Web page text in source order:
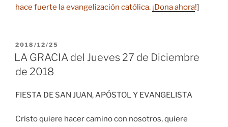
hace fuerte la evangelización católica. ¡Dona ahora!]
PUBLICADO
EL
2018/12/25
LA GRACIA del Jueves 27 de Diciembre
de 2018
FIESTA DE SAN JUAN, APÓSTOL Y EVANGELISTA
Cristo quiere hacer camino con nosotros, quiere